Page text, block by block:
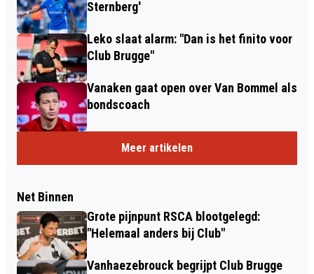
Sternberg'
Leko slaat alarm: "Dan is het finito voor
Club Brugge"
Vanaken gaat open over Van Bommel als
bondscoach
Meer artikelen
Net Binnen
Grote pijnpunt RSCA blootgelegd:
"Helemaal anders bij Club"
Vanhaezebrouck begrijpt Club Brugge